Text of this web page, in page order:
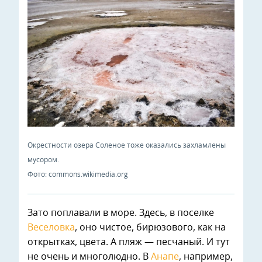
Окрестности озера Соленое тоже оказались захламлены
мусором.
Фото: commons.wikimedia.org
Зато поплавали в море. Здесь, в поселке
Веселовка, оно чистое, бирюзового, как на
открытках, цвета. А пляж — песчаный. И тут
не очень и многолюдно. В Анапе, например,